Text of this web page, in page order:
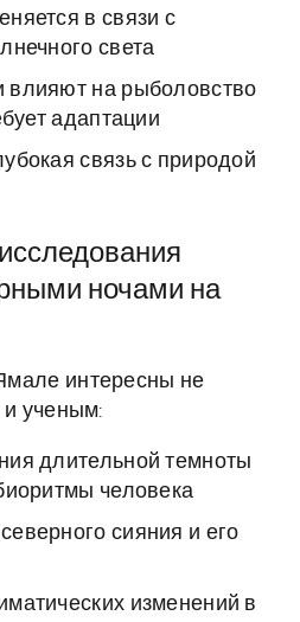
в связи с
света
влияют на рыболовство
адаптации
связь с природой
ночами на
интересны не
и ученым:
длительной темноты
человека
сияния и его
изменений в